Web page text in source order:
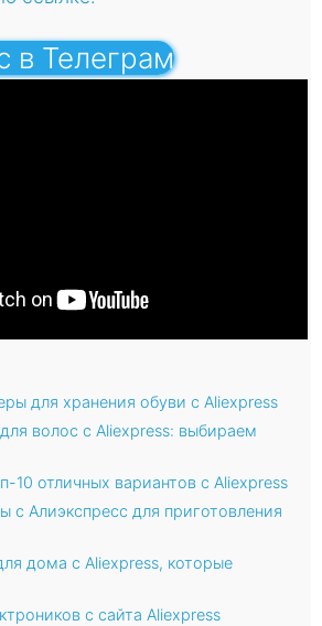
в Телеграм
для хранения обуви с Aliexpress
волос с Aliexpress: выбираем
10 отличных вариантов с Aliexpress
с Алиэкспресс для приготовления
дома с Aliexpress, которые
с сайта Aliexpress